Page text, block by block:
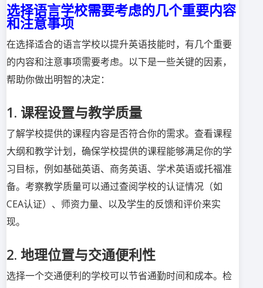
选择语言学校需要考虑的几个重要内容
和注意事项
在选择适合的语言学校以提升英语技能时，有几个重要
的内容和注意事项需要考虑。以下是一些关键的因素，
帮助你做出明智的决定：
1. 课程设置与教学质量
了解学校提供的课程内容是否符合你的需求。查看课程
大纲和教学计划，确保学校提供的课程能够满足你的学
习目标，例如基础英语、商务英语、学术英语或托福准
备。考察教学质量可以通过查阅学校的认证情况（如
CEA认证）、师资力量、以及学生的反馈和评价来实
现。
2. 地理位置与交通便利性
选择一个交通便利的学校可以节省通勤时间和成本。检